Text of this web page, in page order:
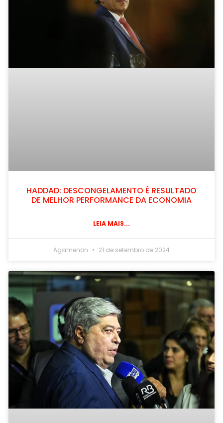
HADDAD: DESCONGELAMENTO É RESULTADO
DE MELHOR PERFORMANCE DA ECONOMIA
LEIA MAIS...
Agamenon 21 de setembro de 2024